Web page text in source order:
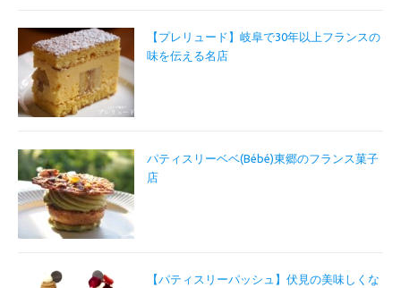
【プレリュード】岐阜で30年以上フランスの
味を伝える名店
パティスリーベベ(Bébé)東郷のフランス菓子
店
【パティスリーパッシュ】伏見の美味しくな